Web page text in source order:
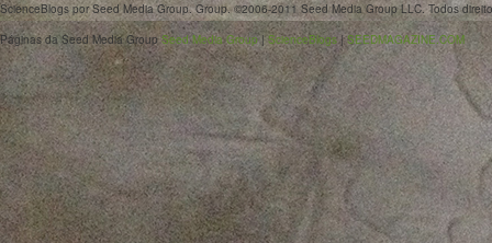
ScienceBlogs por Seed Media Group. Group. ©2006-2011 Seed Media Group LLC. Todos
Páginas da Seed Media GroupSeed Media Group|ScienceBlogs|SEEDMAGAZINE.COM